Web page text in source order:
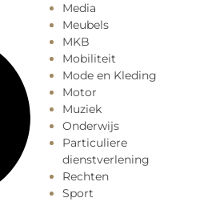
Media
Meubels
MKB
Mobiliteit
Mode en Kleding
Motor
Muziek
Onderwijs
Particuliere
dienstverlening
Rechten
Sport